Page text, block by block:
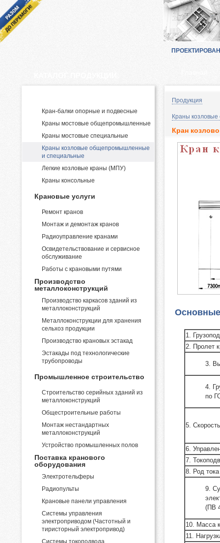
Кран-балки опорные и подвесные
Краны мостовые общепромышленные
Краны мостовые специальные
Краны козловые общепромышленные
и специальные
Легкие козловые краны (МПУ)
Краны консольные
Крановые услуги
Ремонт кранов
Монтаж и демонтаж кранов
Радиоуправление кранами
Освидетельствование и сервисное
обслуживание
Работы с крановыми путями
Производство
металлоконструкций
Производство каркасов зданий из
металлоконструкций
Металлоконструкции для хранения
сельхоз продукции
Производство крановых эстакад
Эстакады под технологические
трубопроводы
Промышленное строительство
Строительство серийных зданий из
металлоконструкций
Общестроительные работы
Монтаж нестандартных
металлоконструкций
Устройство промышленных полов
Поставка кранового
оборудования
Электротельферы
Радиопульты
Крановые панели управления
Системы управления
электроприводом (Частотный и
тиристорный электропривод)
Системы токоподвода
Продукция
Краны
Кран
Основные
1.
2. Пролет
3.
4.
по
5.
6.
7.
8. Род
9.
(ПВ
10. Масса
11.